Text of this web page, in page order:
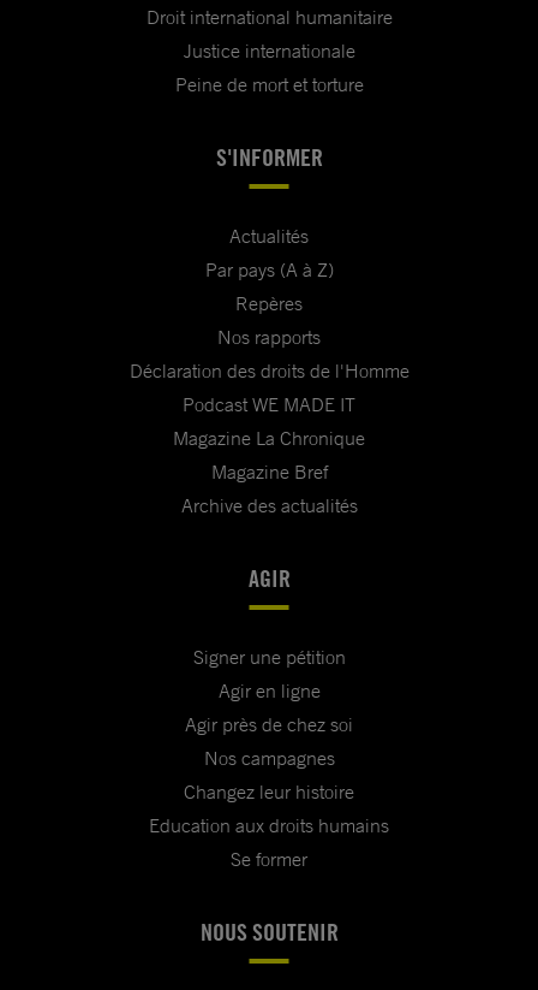
Droit international humanitaire
Justice internationale
Peine de mort et torture
S'INFORMER
Actualités
Par pays (A à Z)
Repères
Nos rapports
Déclaration des droits de l'Homme
Podcast WE MADE IT
Magazine La Chronique
Magazine Bref
Archive des actualités
AGIR
Signer une pétition
Agir en ligne
Agir près de chez soi
Nos campagnes
Changez leur histoire
Education aux droits humains
Se former
NOUS SOUTENIR